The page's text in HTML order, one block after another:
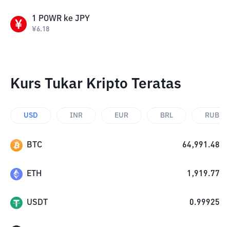
1 POWR ke JPY
¥6.18
Kurs Tukar Kripto Teratas
USD INR EUR BRL RUB
BTC 64,991.48
ETH 1,919.77
USDT 0.99925